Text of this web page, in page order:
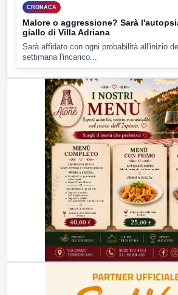
CRONACA
Malore o aggressione? Sarà
giallo di Villa Adriana
Sarà affidato con ogni probabilità all'inizio
settimana l'incarico...